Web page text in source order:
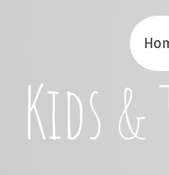
Kids &